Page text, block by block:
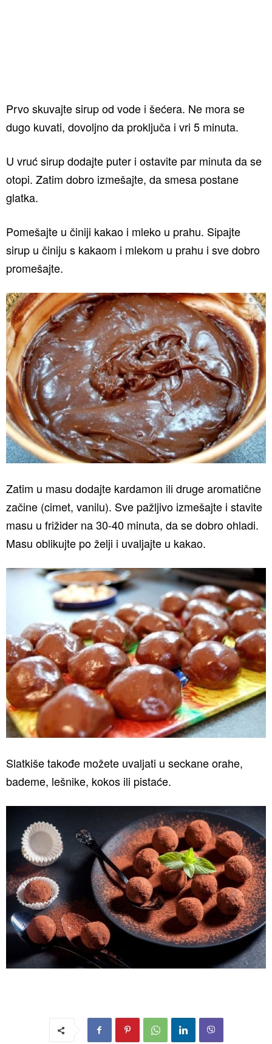
Prvo skuvajte sirup od vode i šećera. Ne mora se
dugo kuvati, dovoljno da proključa i vri 5 minuta.
U vruć sirup dodajte puter i ostavite par minuta da se
otopi. Zatim dobro izmešajte, da smesa postane
glatka.
Pomešajte u činiji kakao i mleko u prahu. Sipajte
sirup u činiju s kakaom i mlekom u prahu i sve dobro
promešajte.
Zatim u masu dodajte kardamon ili druge aromatične
začine (cimet, vanilu). Sve pažljivo izmešajte i stavite
masu u frižider na 30-40 minuta, da se dobro ohladi.
Masu oblikujte po želji i uvaljajte u kakao.
Slatkiše takođe možete uvaljati u seckane orahe,
bademe, lešnike, kokos ili pistaće.